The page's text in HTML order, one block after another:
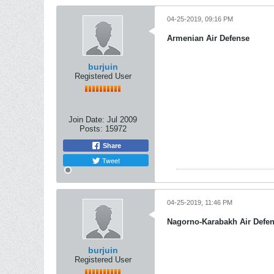
burjuin
Registered User
Join Date: Jul 2009
Posts: 15972
Share
Tweet
04-25-2019, 09:16 PM
Armenian Air Defense
burjuin
Registered User
04-25-2019, 11:46 PM
Nagorno-Karabakh Air